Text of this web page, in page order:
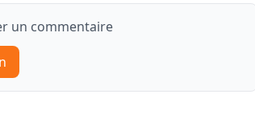
un commentaire